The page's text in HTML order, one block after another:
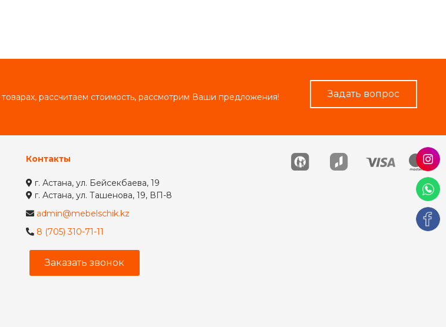
рассчитаем стоимость, рассмотрим Ваши предложения! Задать вопрос
Контакты
г. Астана, ул. Бейсекбаева, 19
г. Астана, ул. Ташенова, 19, ВП-8
admin@mebelschik.kz
8 (705) 310-71-11
Заказать звонок